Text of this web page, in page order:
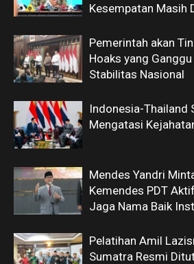
Kesempatan Masih
Pemerintah akan
Hoaks yang
Stabilitas Nasional
Indonesia-Thailand
Mengatasi
Mendes Yandri
Kemendes PDT
Jaga Nama Baik
Pelatihan Amil
Sumatra Resmi